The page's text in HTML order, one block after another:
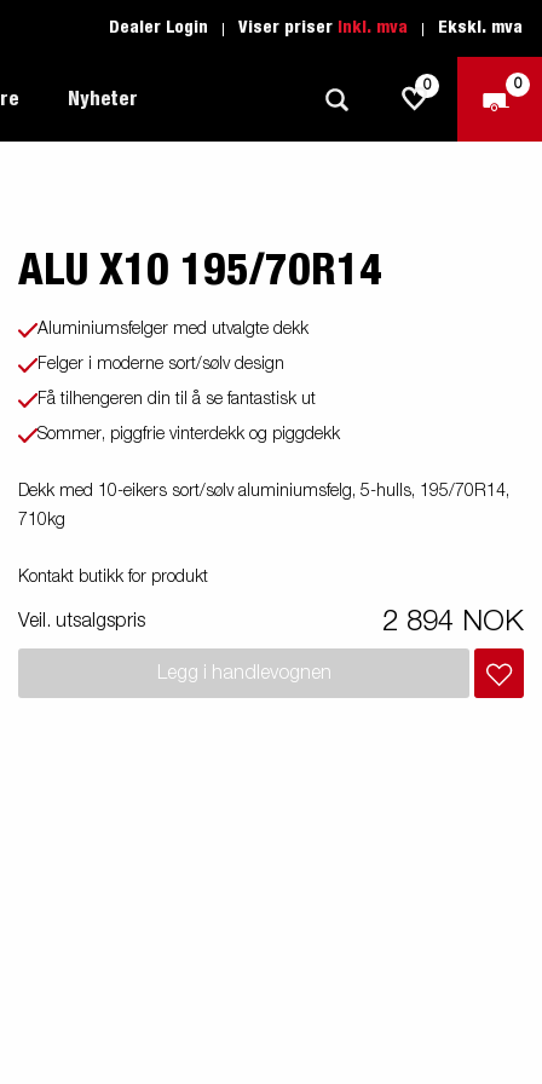
Dealer Login Viser priser Inkl. mva Ekskl. mva
Tilhenger for fritid
Tilhengere for biltransport
Tilhengere for profesjonelle
Tilhengere for entreprenøren
Reservdeler
Kjøreskole
1205 Limited Edition
-
Nyheter
0 0
ALU X10 195/70R14
Aluminiumsfelger med utvalgte dekk
Felger i moderne sort/sølv design
Få tilhengeren din til å se fantastisk ut
Sommer, piggfrie vinterdekk og piggdekk
Dekk med 10-eikers sort/sølv aluminiumsfelg, 5-hulls, 195/70R14,
710kg
Kontakt butikk for produkt
Veil. utsalgspris 2 894 NOK
Legg i handlevognen